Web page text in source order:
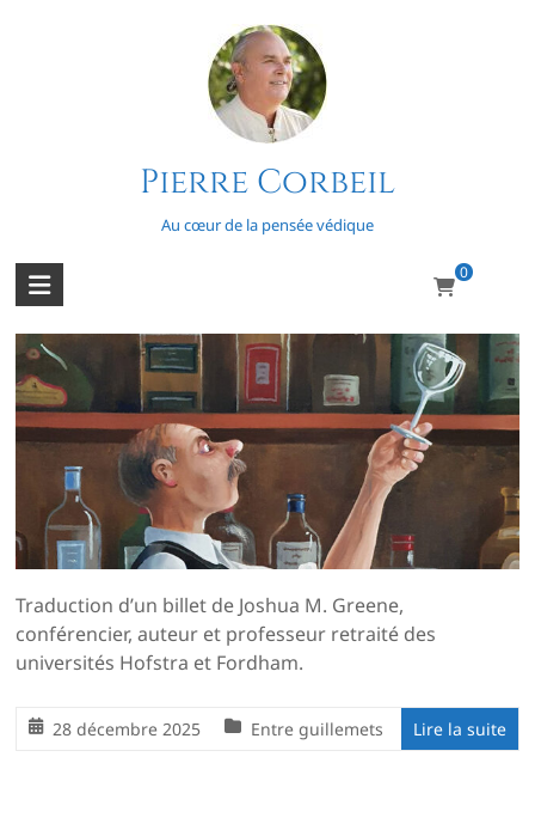
Pierre Corbeil
Au cœur de la pensée védique
0
L’ennemi du bien
Traduction d’un billet de Joshua M. Greene,
conférencier, auteur et professeur retraité des
universités Hofstra et Fordham.
28 décembre 2025 Entre guillemets Lire la suite